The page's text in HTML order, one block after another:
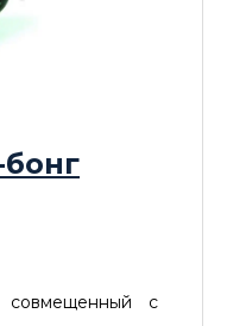
совмещенный с